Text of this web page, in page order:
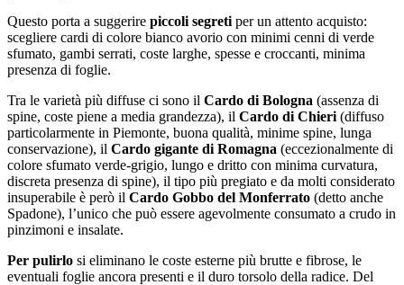
Questo porta a suggerire piccoli segretiper un attento acquisto:
scegliere cardi di colore bianco avorio con minimi cenni di verde
sfumato, gambi serrati, coste larghe, spesse e croccanti, minima
presenza di foglie.
Tra le varietà più diffuse ci sono il Cardo di Bologna (assenza di
spine, coste piene a media grandezza), il Cardo di Chieri(diffuso
particolarmente in Piemonte, buona qualità, minime spine, lunga
conservazione), il Cardo gigante di Romagna (eccezionalmente di
colore sfumato verde-grigio, lungo e dritto con minima curvatura,
discreta presenza di spine), il tipo più pregiato e da molti considerato
insuperabile è però il Cardo Gobbo del Monferrato (detto anche
Spadone), l’unico che può essere agevolmente consumato a crudo in
pinzimoni e insalate.
Per pulirlo si eliminano le coste esterne più brutte e fibrose, le
eventuali foglie ancora presenti e il duro torsolo della radice. Del